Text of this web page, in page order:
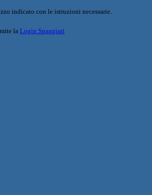
indicato con le istruzioni necessarie.
la Login Spaggiari